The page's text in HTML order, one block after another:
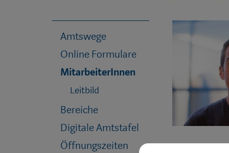
Amtswege
Online Formulare
MitarbeiterInnen
Leitbild
Bereiche
Digitale Amtstafel
Öffnungszeiten